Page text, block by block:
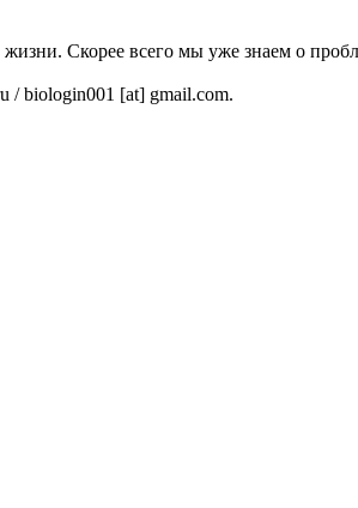
Скорее всего мы уже знаем о
/ biologin001 [at] gmail.com.